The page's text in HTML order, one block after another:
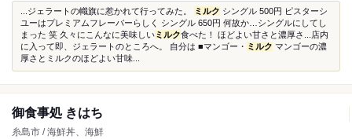
...ジェラートの幟旗に惹かれて行ってみた。 ミルク シングル 500円 ピスターシ
ユーはプレミアムフレーバーらしく シングル 650円 何故か…シングルにしてし
まった 笑 久々にこんなに美味しいミルク食べた！ ほどよい甘さと濃厚さ...店内
に入って即、ジェラートのところへ。 自分は ■マンゴー・ ミルク マンゴーの濃
厚さとミルクのほどよい甘味...
御食事処 きはち
糸島市 / 海鮮丼、海鮮